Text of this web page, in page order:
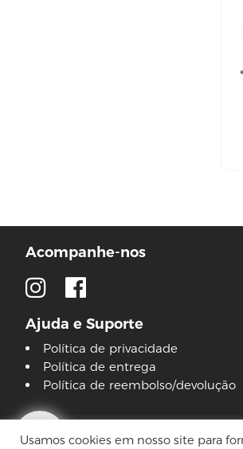
aparelho de babear
cera
ELASTICOS
HIGIENE BOCAL
lenço umedecido
HIGIENE PESSOAL
Acompanhe-nos
Ajuda e Suporte
Política de privacidade
Política de entrega
Política de reembolso/devolução
© 2026 Lojas Pinguim
Usamos cookies em nosso site para